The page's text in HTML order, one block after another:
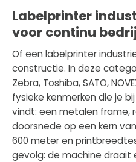
Labelprinter
voor continu
Of een labelprinter
constructie. In deze
Zebra, Toshiba, SATO,
fysieke kenmerken die je
vindt: een metalen frame,
doorsnede op een kern
600 meter en
gevolg: de machine draait